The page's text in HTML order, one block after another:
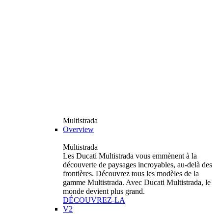
Multistrada
Overview
Multistrada
Les Ducati Multistrada vous emmènent à la
découverte de paysages incroyables, au-delà des
frontières. Découvrez tous les modèles de la
gamme Multistrada. Avec Ducati Multistrada, le
monde devient plus grand.
DÉCOUVREZ-LA
V2